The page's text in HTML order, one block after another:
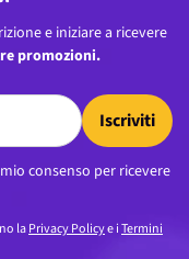
e iniziare a ricevere
promozioni.
Iscriviti
consenso per ricevere
laPrivacy Policye iTermini